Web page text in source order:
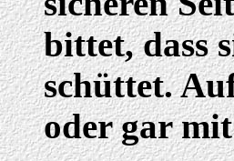
bittet, dass
schüttet.
oder gar